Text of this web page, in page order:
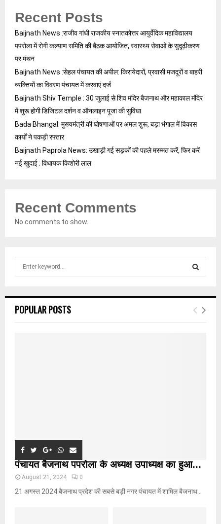
Recent Posts
Baijnath News :राजीव गांधी राजकीय स्नातकोत्तर आयुर्वेदिक महाविद्यालय
पपरोला में रोगी कल्याण समिति की बैठक आयोजित, स्वास्थ्य सेवाओं के सुदृढ़ीकरण
पर मंथन
Baijnath News :सेहल पंचायत की अपील: किरायेदारों, प्रवासी मजदूरों व बाहरी
व्यक्तियों का विवरण पंचायत में करवाएं दर्ज
Baijnath Shiv Temple : 30 जुलाई से शिव मंदिर बैजनाथ और महाकाल मंदिर
में शुरू होगी डिजिटल दर्शन व ऑनलाइन पूजा की सुविधा
Bada Bhangal: मुख्यमंत्री की घोषणाओं पर अमल शुरू, बड़ा भंगाल में विकास
कार्यों ने पकड़ी रफ्तार
Baijnath Paprola News: उखाड़ी गई सड़कों की पहले मरम्मत करें, फिर करें
नई खुदाई : विधायक किशोरी लाल
Recent Comments
No comments to show.
h
E
POPULAR POSTS
पंचायत बैजनाथ पपरोला के अध्यक्ष उपाध्यक्ष का हुआ...
August 21, 2024 0
21 अगस्त 2024 बैजनाथ प्रदेश की सबसे बड़ी नगर पंचायत में शामिल बैजनाथ...